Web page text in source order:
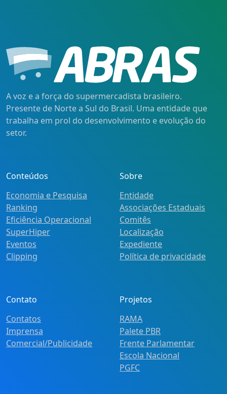
A voz e a força do supermercadista brasileiro.
Presente de Norte a Sul do Brasil. Uma entidade que
trabalha em prol do desenvolvimento e evolução do
setor.
Conteúdos
Economia e Pesquisa
Ranking
Eficiência Operacional
SuperHiper
Eventos
Clipping
Sobre
Entidade
Associações Estaduais
Comitês
Localização
Expediente
Política de privacidade
Contato
Contatos
Imprensa
Comercial/Publicidade
Projetos
RAMA
Palete PBR
Frente Parlamentar
Escola Nacional
PGFC